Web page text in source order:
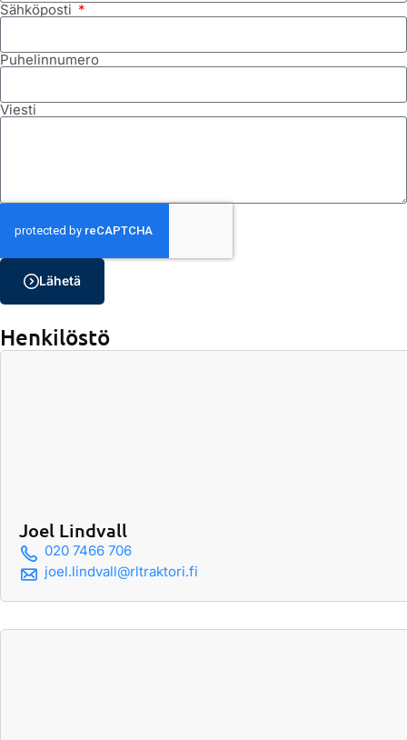
Sähköposti
Puhelinnumero
Viesti
Lähetä
Henkilöstö
Joel Lindvall
020 7466 706
joel.lindvall@rltraktori.fi